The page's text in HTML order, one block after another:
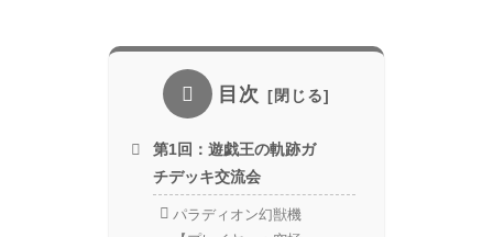
目次
第1回：遊戯王の軌跡ガ
チデッキ交流会
パラディオン幻獣機